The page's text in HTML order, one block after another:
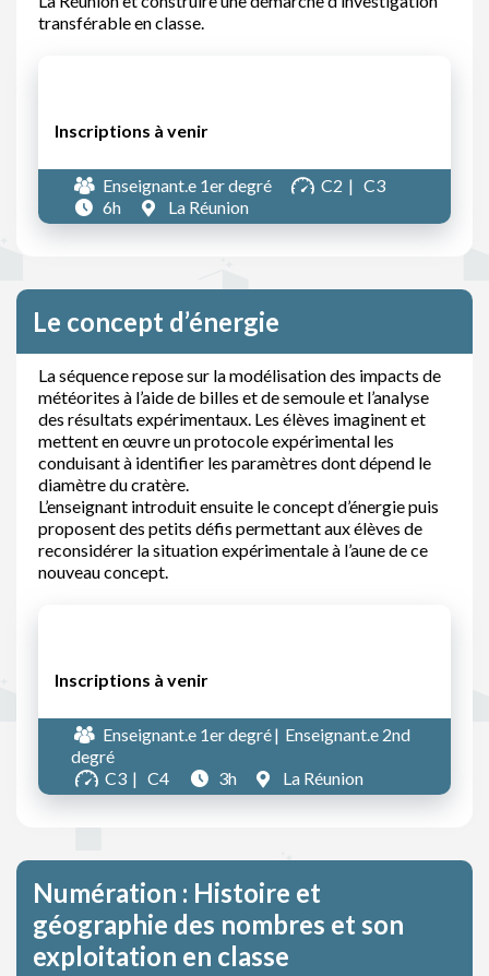
transférable en classe.
Inscriptions à venir
Enseignant.e 1er degré C2
C3
6h
La Réunion
Le concept d’énergie
La séquence repose sur la modélisation des impacts de
météorites à l’aide de billes et de semoule et l’analyse
des résultats expérimentaux. Les élèves imaginent et
mettent en œuvre un protocole expérimental les
conduisant à identifier les paramètres dont dépend le
diamètre du cratère.
L’enseignant introduit ensuite le concept d’énergie puis
proposent des petits défis permettant aux élèves de
reconsidérer la situation expérimentale à l’aune de ce
nouveau concept.
Inscriptions à venir
Enseignant.e 1er degré
Enseignant.e 2nd
degré
C3
C4 3h La Réunion
Numération : Histoire et
géographie des nombres et son
exploitation en classe